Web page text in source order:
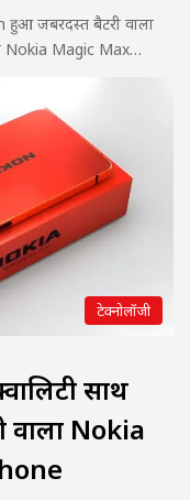
हुआ जबरदस्त बैटरी वाला
Nokia Magic Max…
टेक्नोलॉजी
साथ
Nokia